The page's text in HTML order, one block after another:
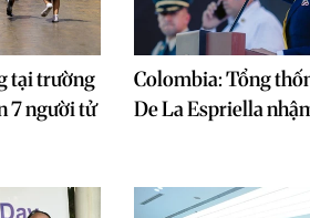
tại trường
7 người tử
Colombia: Tổng
De La Espriella